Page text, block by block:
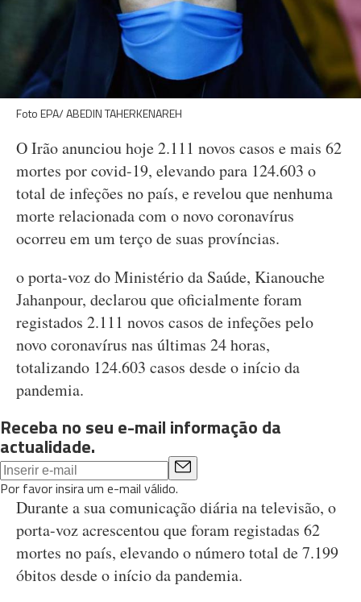
Foto EPA/ ABEDIN TAHERKENAREH
O Irão anunciou hoje 2.111 novos casos e mais 62
mortes por covid-19, elevando para 124.603 o
total de infeções no país, e revelou que nenhuma
morte relacionada com o novo coronavírus
ocorreu em um terço de suas províncias.
o porta-voz do Ministério da Saúde, Kianouche
Jahanpour, declarou que oficialmente foram
registados 2.111 novos casos de infeções pelo
novo coronavírus nas últimas 24 horas,
totalizando 124.603 casos desde o início da
pandemia.
Receba no seu e-mail informação da
actualidade.
Por favor insira um e-mail válido.
Durante a sua comunicação diária na televisão, o
porta-voz acrescentou que foram registadas 62
mortes no país, elevando o número total de 7.199
óbitos desde o início da pandemia.